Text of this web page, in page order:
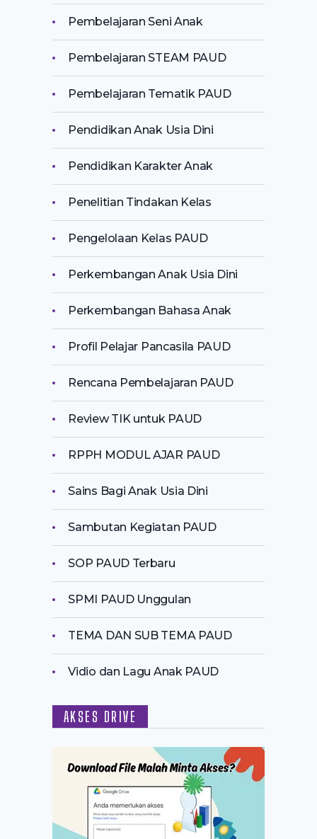
Pembelajaran Seni Anak
Pembelajaran STEAM PAUD
Pembelajaran Tematik PAUD
Pendidikan Anak Usia Dini
Pendidikan Karakter Anak
Penelitian Tindakan Kelas
Pengelolaan Kelas PAUD
Perkembangan Anak Usia Dini
Perkembangan Bahasa Anak
Profil Pelajar Pancasila PAUD
Rencana Pembelajaran PAUD
Review TIK untuk PAUD
RPPH MODUL AJAR PAUD
Sains Bagi Anak Usia Dini
Sambutan Kegiatan PAUD
SOP PAUD Terbaru
SPMI PAUD Unggulan
TEMA DAN SUB TEMA PAUD
Vidio dan Lagu Anak PAUD
AKSES DRIVE